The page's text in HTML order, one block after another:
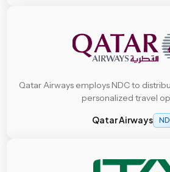
Qatar Airways employs NDC to
personalized travel
Qatar Airways